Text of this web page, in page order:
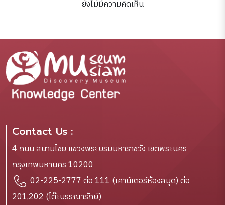
ยังไม่มีความคิดเห็น
Contact Us :
4 ถนน สนามไชย แขวงพระบรมมหาราชวัง เขตพระนคร
กรุงเทพมหานคร 10200
02-225-2777 ต่อ 111 (เคาน์เตอร์ห้องสมุด) ต่อ
201,202 (โต๊ะบรรณารักษ์)